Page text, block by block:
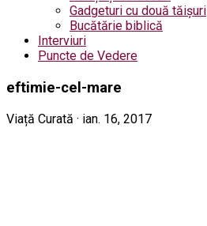
Gadgeturi cu două tăișuri
Bucătărie biblică
Interviuri
Puncte de Vedere
eftimie-cel-mare
Viață Curată · ian. 16, 2017